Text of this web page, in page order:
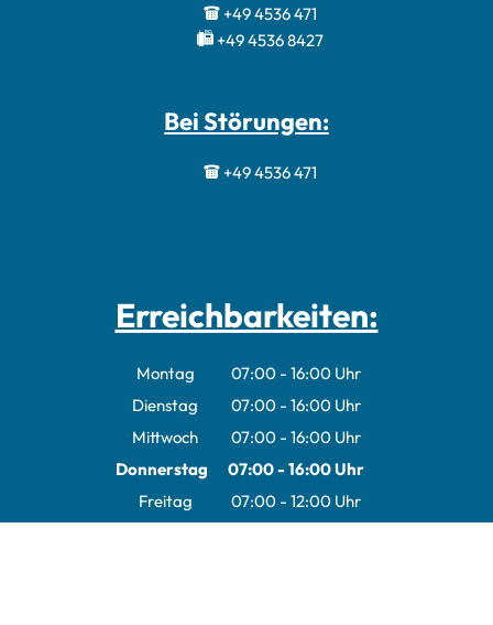
+49 4536 471
+49 4536 8427
Bei Störungen:
+49 4536 471
Erreichbarkeiten:
Montag 07:00 - 16:00 Uhr
Von 07:00 bis 16:00 Uhr
Dienstag 07:00 - 16:00 Uhr
Von 07:00 bis 16:00 Uhr
Mittwoch 07:00 - 16:00 Uhr
Von 07:00 bis 16:00 Uhr
Donnerstag 07:00-16:00Uhr
Von 07:00 bis 16:00 Uhr
Freitag 07:00 - 12:00 Uhr
Von 07:00 bis 12:00 Uhr